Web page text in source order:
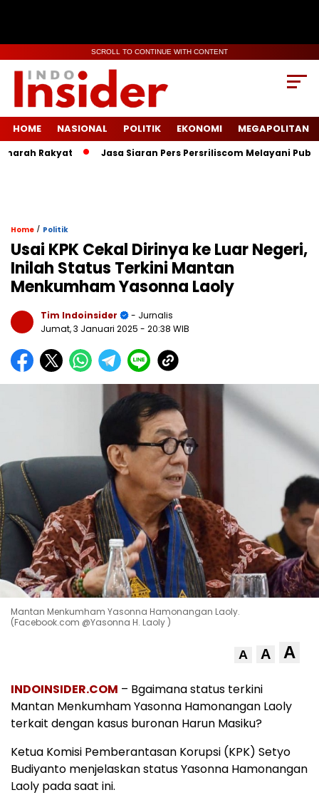
SCROLL TO CONTINUE WITH CONTENT
HOME NASIONAL POLITIK EKONOMI MEGAPOLITAN
Rakyat Jasa Siaran Pers Persriliscom Melayani
Home / Politik
Usai KPK Cekal Dirinya ke Luar Negeri,
Inilah Status Terkini Mantan
Menkumham Yasonna Laoly
Tim Indoinsider
- Jurnalis
Jumat, 3 Januari 2025 - 20:38 WIB
Mantan Menkumham Yasonna Hamonangan Laoly.
(Facebook.com @Yasonna H. Laoly )
A A A
INDOINSIDER.COM – Bgaimana status terkini
Mantan Menkumham Yasonna Hamonangan Laoly
terkait dengan kasus buronan Harun Masiku?
Ketua Komisi Pemberantasan Korupsi (KPK) Setyo
Budiyanto menjelaskan status Yasonna Hamonangan
Laoly pada saat ini.